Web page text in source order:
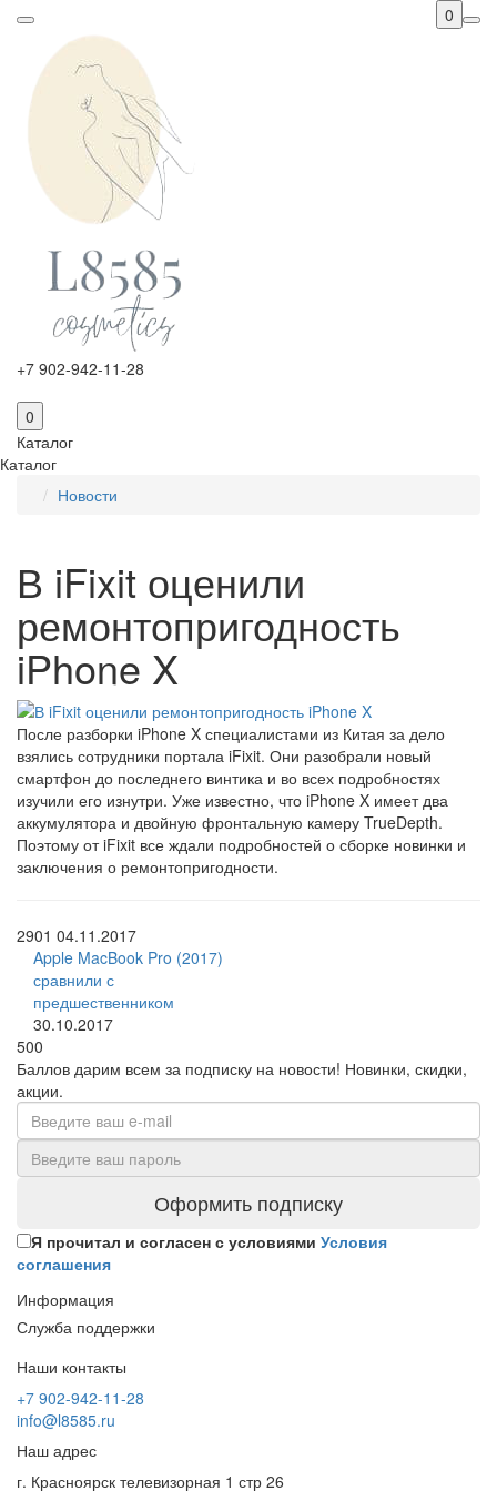
0
+7 902-942-11-28
0
Каталог
Каталог
Новости
В iFixit оценили
ремонтопригодность
iPhone X
После разборки iPhone X специалистами из Китая за дело
взялись сотрудники портала iFixit. Они разобрали новый
смартфон до последнего винтика и во всех подробностях
изучили его изнутри. Уже известно, что iPhone X имеет два
аккумулятора и двойную фронтальную камеру TrueDepth.
Поэтому от iFixit все ждали подробностей о сборке новинки и
заключения о ремонтопригодности.
2901 04.11.2017
Apple MacBook Pro (2017)
сравнили с
предшественником
30.10.2017
500
Баллов дарим всем за подписку на новости! Новинки, скидки,
акции.
Оформить подписку
Я прочитал и согласен с условиями Условия
соглашения
Информация
Служба поддержки
Наши контакты
+7 902-942-11-28
info@l8585.ru
Наш адрес
г. Красноярск телевизорная 1 стр 26